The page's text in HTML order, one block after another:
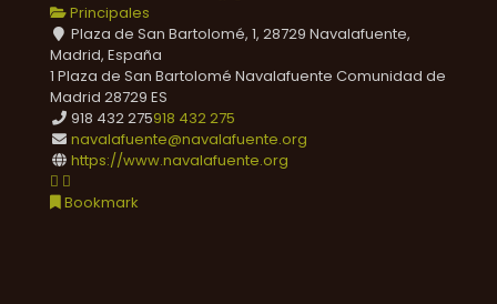
Principales
Plaza de San Bartolomé, 1, 28729 Navalafuente,
Madrid, España
1 Plaza de San Bartolomé Navalafuente Comunidad de
Madrid 28729 ES
918 432 275918 432 275
navalafuente@navalafuente.org
https://www.navalafuente.org
Bookmark